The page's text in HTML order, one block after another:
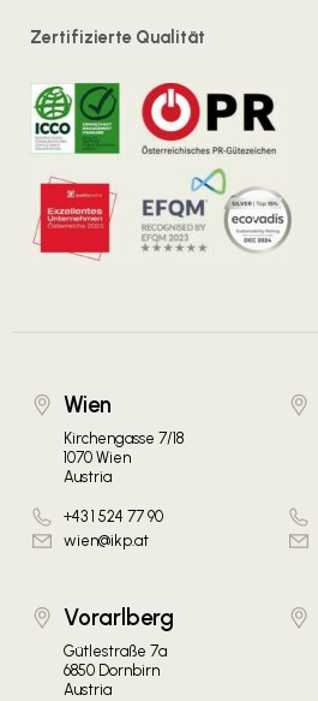
Zertifizierte Qualität
Wien
Kirchengasse 7/18
1070 Wien
Austria
+43 1 524 77 90
wien@ikp.at
Vorarlberg
Gütlestraße 7a
6850 Dornbirn
Austria